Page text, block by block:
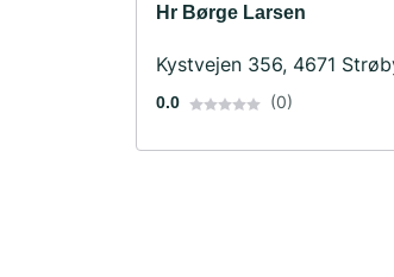
Hr Børge Larsen
Kystvejen 356, 4671
0.0 (0)